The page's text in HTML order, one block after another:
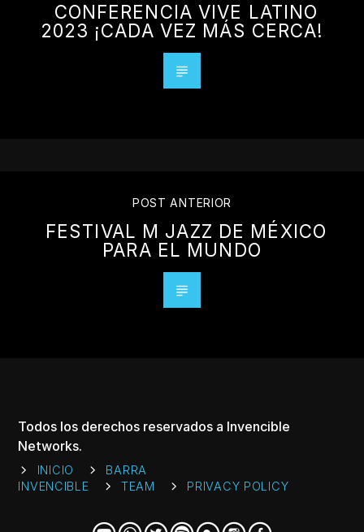
CONFERENCIA VIVE LATINO
2023 ¡CADA VEZ MÁS CERCA!
POST ANTERIOR
FESTIVAL M JAZZ DE MÉXICO
PARA EL MUNDO
Todos los derechos reservados a Invencible
Networks.
INICIO
BARRA
INVENCIBLE
TEAM PRIVACY POLICY